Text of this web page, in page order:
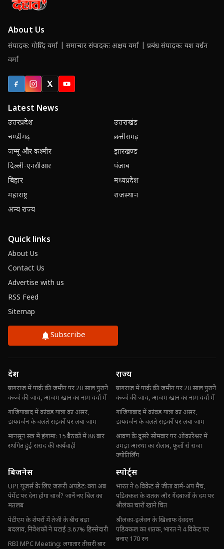
About Us
संपादक: गोविंद वर्मा | समाचार संपादकः अक्षय वर्मा | प्रबंध संपादकः यश वर्धन
वर्मा
FacebookInstagram
X (Twitter)
YouTube
Latest News
उत्तरप्रदेश
उत्तराखंड
चण्डीगढ़
छत्तीसगढ़
जम्मू और कश्मीर
झारखण्ड
दिल्ली-एनसीआर
पंजाब
बिहार
मध्यप्रदेश
महाराष्ट्र
राजस्थान
अन्य राज्य
Quick links
About Us
Contact Us
Advertise with us
RSS Feed
Sitemap
Subscribe
देश
प्रयागराज में पार्क की जमीन पर 20 साल पुराने
कब्जे की जांच, आजम खान का नाम चर्चा में
गाजियाबाद में कांवड़ यात्रा का असर,
डायवर्जन के चलते सड़कों पर लंबा जाम
मानसून सत्र में हंगामा: 15 बैठकों में 88 बार
स्थगित हुई संसद की कार्यवाही
राज्य
प्रयागराज में पार्क की जमीन पर 20 साल पुराने
कब्जे की जांच, आजम खान का नाम चर्चा में
गाजियाबाद में कांवड़ यात्रा का असर,
डायवर्जन के चलते सड़कों पर लंबा जाम
श्रावण के दूसरे सोमवार पर ओंकारेश्वर में
उमड़ा आस्था का सैलाब, फूलों से सजा
ज्योतिर्लिंग
बिजनेस
UPI यूजर्स के लिए जरूरी अपडेट: क्या अब
पेमेंट पर देना होगा चार्ज? जानें नए बिल का
मतलब
पेटीएम के शेयरों में तेजी के बीच बड़ा
बदलाव, निवेशकों ने घटाई 3.67% हिस्सेदारी
RBI MPC Meeting: लगातार तीसरी बार
स्पोर्ट्स
भारत ने 6 विकेट से जीता वार्म-अप मैच,
पडिक्कल के शतक और गेंदबाजों के दम पर
श्रीलंका चारों खाने चित
श्रीलंका-इलेवन के खिलाफ देवदत्त
पडिक्कल का शतक, भारत ने 4 विकेट पर
बनाए 170 रन